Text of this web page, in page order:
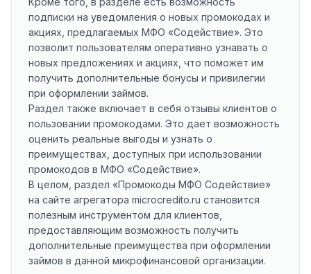
подписки на уведомления о новых промокодах и
акциях, предлагаемых МФО «Содействие». Это
позволит пользователям оперативно узнавать о
новых предложениях и акциях, что поможет им
получить дополнительные бонусы и привилегии
при оформлении займов.
Раздел также включает в себя отзывы клиентов о
пользовании промокодами. Это дает возможность
оценить реальные выгоды и узнать о
преимуществах, доступных при использовании
промокодов в МФО «Содействие».
В целом, раздел «Промокоды МФО Содействие»
на сайте агрегатора microcredito.ru становится
полезным инструментом для клиентов,
предоставляющим возможность получить
дополнительные преимущества при оформлении
займов в данной микрофинансовой организации.